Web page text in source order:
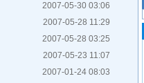
2007-05-30 03:06
2007-05-28 11:29
2007-05-28 03:25
2007-05-23 11:07
2007-01-24 08:03